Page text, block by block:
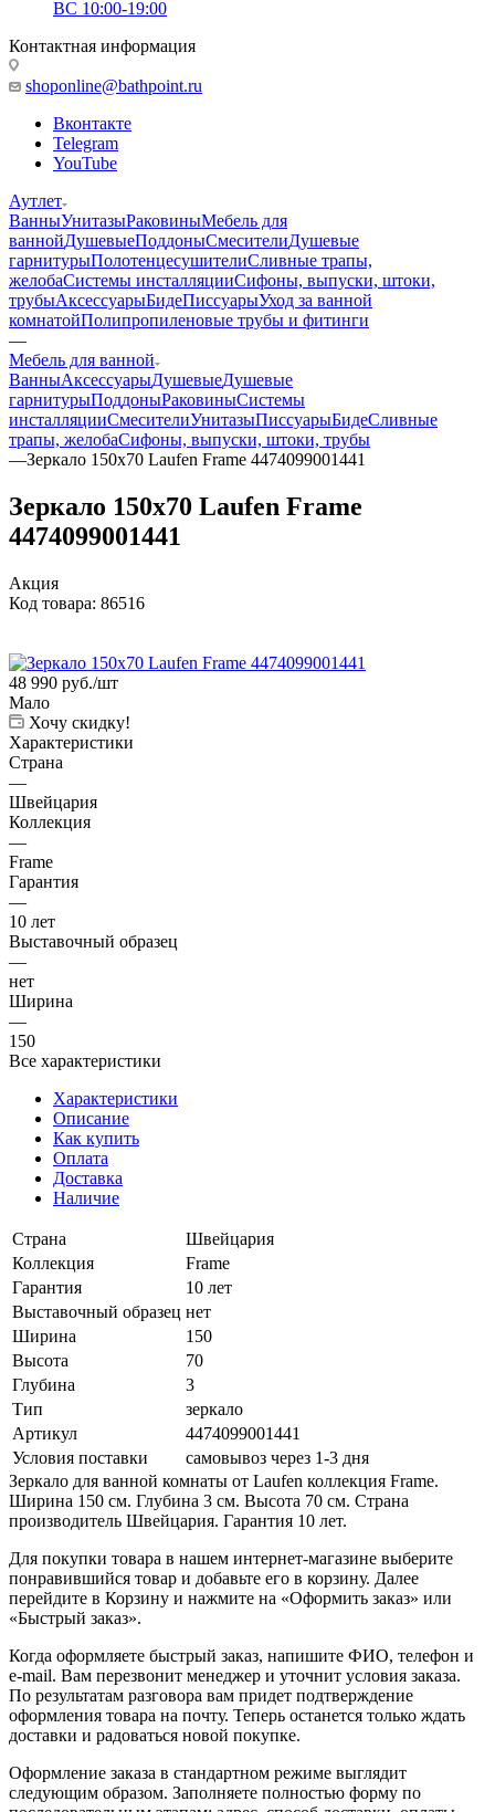
ВС 10:00-19:00
Контактная информация
shoponline@bathpoint.ru
Вконтакте
Telegram
YouTube
Аутлет
ВанныУнитазыРаковиныМебель для
ваннойДушевыеПоддоныСмесителиДушевые
гарнитурыПолотенцесушителиСливные трапы,
желобаСистемы инсталляцииСифоны, выпуски, штоки,
трубыАксессуарыБидеПиссуарыУход за ванной
комнатойПолипропиленовые трубы и фитинги
—
Мебель для ванной
ВанныАксессуарыДушевыеДушевые
гарнитурыПоддоныРаковиныСистемы
инсталляцииСмесителиУнитазыПиссуарыБидеСливные
трапы, желобаСифоны, выпуски, штоки, трубы
—Зеркало 150x70 Laufen Frame 4474099001441
Зеркало 150x70 Laufen Frame
4474099001441
Акция
Код товара: 86516
48 990 руб./шт
Мало
Хочу скидку!
Характеристики
Страна
—
Швейцария
Коллекция
—
Frame
Гарантия
—
10 лет
Выставочный образец
—
нет
Ширина
—
150
Все характеристики
Характеристики
Описание
Как купить
Оплата
Доставка
Наличие
Страна
Швейцария
Коллекция
Frame
Гарантия
10 лет
Выставочный образец нет
Ширина
150
Высота
70
Глубина
3
Тип
зеркало
Артикул
4474099001441
Условия поставки
самовывоз через 1-3 дня
Зеркало для ванной комнаты от Laufen коллекция Frame.
Ширина 150 см. Глубина 3 см. Высота 70 см. Страна
производитель Швейцария. Гарантия 10 лет.
Для покупки товара в нашем интернет-магазине выберите
понравившийся товар и добавьте его в корзину. Далее
перейдите в Корзину и нажмите на «Оформить заказ» или
«Быстрый заказ».
Когда оформляете быстрый заказ, напишите ФИО, телефон и
e-mail. Вам перезвонит менеджер и уточнит условия заказа.
По результатам разговора вам придет подтверждение
оформления товара на почту. Теперь останется только ждать
доставки и радоваться новой покупке.
Оформление заказа в стандартном режиме выглядит
следующим образом. Заполняете полностью форму по